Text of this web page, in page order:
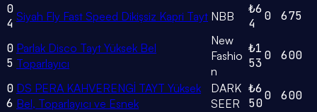
0
4 Siyah Fly Fast Speed Dikişsiz Kapri Tayt NBB
₺6
4
0 675
0
5
Parlak Disco Tayt Yüksek Bel
Toparlayıcı
New
Fashio
n
₺1
53
0 600
0
6
DS PERA KAHVERENGİ TAYT Yüksek
Bel, Toparlayıcı ve Esnek
DARK
SEER
₺6
50
0
600